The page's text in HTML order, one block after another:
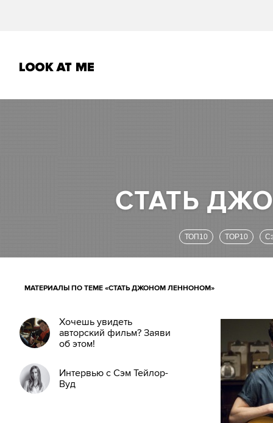
ТОП10 TOP10
МАТЕРИАЛЫ ПО ТЕМЕ «СТАТЬ ДЖОНОМ ЛЕННОНОМ»
Хочешь увидеть
авторский фильм? Заяви
об этом!
Интервью с Сэм Тейлор-
Вуд